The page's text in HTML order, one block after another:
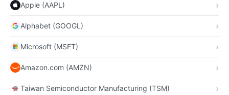
Apple (AAPL)
Alphabet (GOOGL)
Microsoft (MSFT)
Amazon.com (AMZN)
Taiwan Semiconductor Manufacturing (TSM)